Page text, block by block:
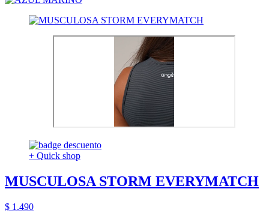
+ Quick shop
MUSCULOSA STORM EVERYMATCH
$ 1.490